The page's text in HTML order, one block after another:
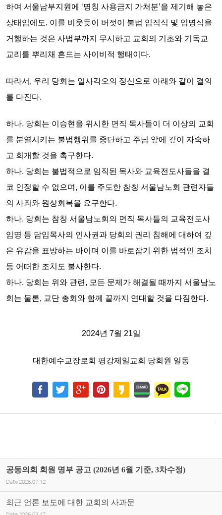
하여 서울남부지원에 ‘명칭 사용금지 가처분’을 제기해 놓은
상태임에도, 이를 비웃듯이 버젓이 불법 임직식 및 임명식을
거행하는 것은 사법부까지 무시하고 교회의 기초와 기독교
교리를 뿌리채 흔드는 사이비적 행태이다.
따라서, 우리 당회는 일사각오의 정신으로 아래와 같이 결의
를 다진다.
하나. 당회는 이승현을 위시한 면직 목사들이 더 이상의 교회
를 분열시키는 불법행위를 중단하고 주님 앞에 깊이 자숙하
고 회개할 것을 촉구한다.
하나. 당회는 불법적으로 임직된 목사와 교육전도사들을 결
코 인정할 수 없으며, 이를 주도한 참칭 서울남노회 관련자들
의 사죄와 원상회복을 요구한다.
하나. 당회는 참칭 서울남노회의 면직 목사들의 교육전도사
임명 등 담임목사의 인사권과 당회의 권리 침해에 대하여 깊
은 유감을 표방하는 바이며 이를 바로잡기 위한 법적인 조치
등 어떠한 조치도 불사한다.
하나. 당회는 위와 관련, 모든 문제가 해결될 때까지 서울남노
회는 물론, 교단 총회와 함께 끝까지 연대할 것을 다짐한다.
2024년 7월 21일
대한예수교장로회 평강제일교회 당회원 일동
공동의회 회원 명부 공고 (2026년 6월 기준, 3차수정)
Date 2026.07.12
최근 언론 보도에 대한 교회의 사과문